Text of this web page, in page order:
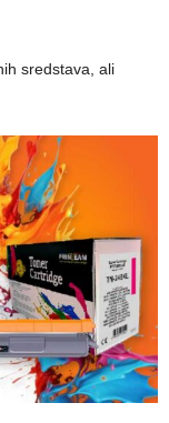
sredstava, ali